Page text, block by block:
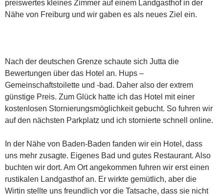
preiswertes kleines Zimmer auf einem Landgasthof in der
Nähe von Freiburg und wir gaben es als neues Ziel ein.
Nach der deutschen Grenze schaute sich Jutta die
Bewertungen über das Hotel an. Hups –
Gemeinschaftstoilette und -bad. Daher also der extrem
günstige Preis. Zum Glück hatte ich das Hotel mit einer
kostenlosen Stornierungsmöglichkeit gebucht. So fuhren wir
auf den nächsten Parkplatz und ich stornierte schnell online.
In der Nähe von Baden-Baden fanden wir ein Hotel, dass
uns mehr zusagte. Eigenes Bad und gutes Restaurant. Also
buchten wir dort. Am Ort angekommen fuhren wir erst einen
rustikalen Landgasthof an. Er wirkte gemütlich, aber die
Wirtin stellte uns freundlich vor die Tatsache, dass sie nicht